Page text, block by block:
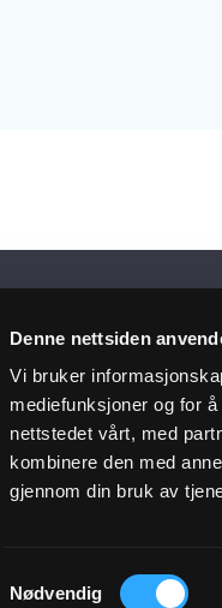
Denne nettsiden
Vi bruker
mediefunksjoner og for
nettstedet vårt, med
kombinere den med
gjennom din bruk av
Samtykkevalg
Nødvendig
Få